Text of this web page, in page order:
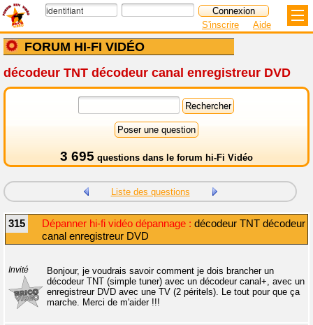
FORUM HI-FI VIDÉO
S'inscrire Aide
décodeur TNT décodeur canal enregistreur DVD
3 695 questions dans le forum hi-Fi Vidéo
Liste des questions
315 Dépanner hi-fi vidéo dépannage : décodeur TNT décodeur
canal enregistreur DVD
Invité
Bonjour, je voudrais savoir comment je dois brancher un
décodeur TNT (simple tuner) avec un décodeur canal+, avec un
enregistreur DVD avec une TV (2 péritels). Le tout pour que ça
marche. Merci de m'aider !!!